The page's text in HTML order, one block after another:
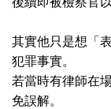
其實他只是想「
犯罪事實。
若當時有律師在
免誤解。